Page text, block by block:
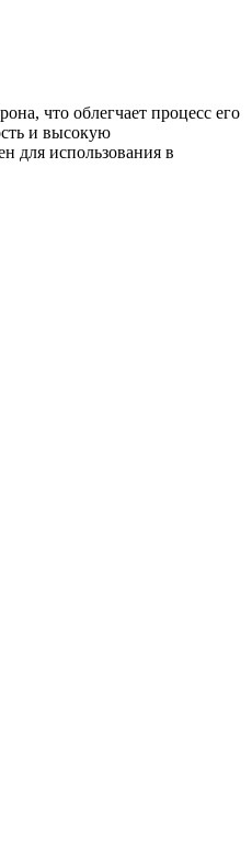
что облегчает процесс его
и высокую
для использования в